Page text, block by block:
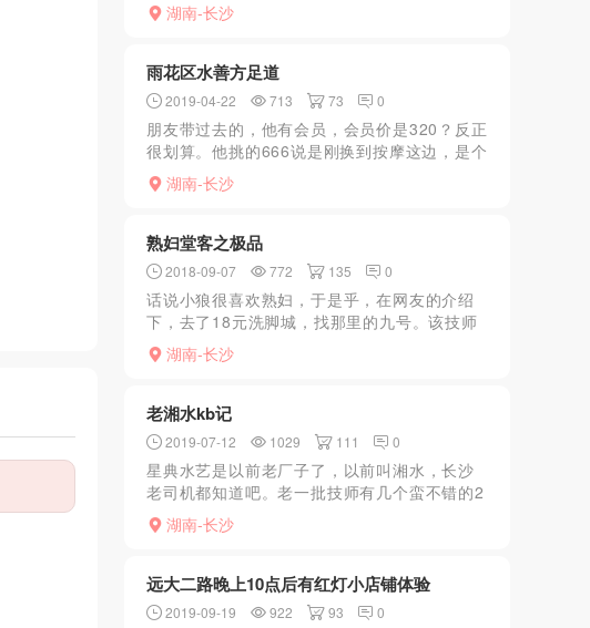
沐浴露然后就给你全身磨，磨到正面蹲下来再
湖南-长沙
雨花区水善方足道
2019-04-22 713 73 0
朋友带过去的，他有会员，会员价是320？反正
很划算。他挑的666说是刚换到按摩这边，是个
新手少妇26。朋友喜欢这种青涩的感觉，后来
出来说是服务还是不熟练，但是也无所谓了，
湖南-长沙
熟妇堂客之极品
2018-09-07 772 135 0
话说小狼很喜欢熟妇，于是乎，在网友的介绍
下，去了18元洗脚城，找那里的九号。该技师
容貌尚可，身材较好，以按摩的名义召唤。在
按摩时开始动手动脚。然后就是口，做。口的
湖南-长沙
老湘水kb记
2019-07-12 1029 111 0
星典水艺是以前老厂子了，以前叫湘水，长沙
老司机都知道吧。老一批技师有几个蛮不错的2
号，不过好像大换血了，也不清楚是不是出了
什么事。新来的技师颜值没以前好了，普遍老
湖南-长沙
远大二路晚上10点后有红灯小店铺体验
2019-09-19 922 93 0